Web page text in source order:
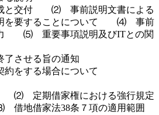
と交付 ⑵ 事前説明文書による
要することについて ⑷ 事前
力 ⑸ 重要事項説明及びITとの関
了させる旨の通知
る場合について
定期借家権における強行規定
地借家法38条７項の適用範囲